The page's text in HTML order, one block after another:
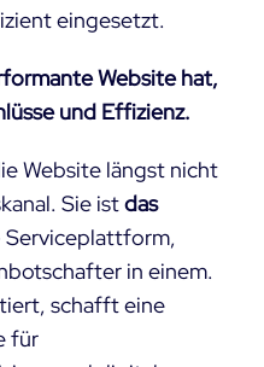
eingesetzt.
Website hat,
und Effizienz.
Website längst nicht
Sie istdas
in einem.
schafft eine
für